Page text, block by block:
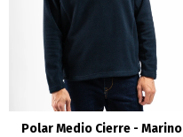
Polar Medio Cierre - Marino